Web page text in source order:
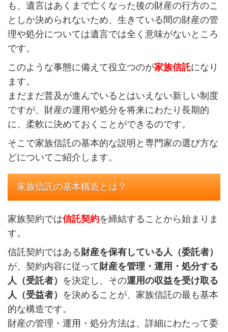
も、遺言はあくまで亡くなった後の財産の行方のこ
としか決められないため、生きている間の財産の管
理や処分については遺言では全く意味がないところ
です。
このような事態に備えて役立つのが家族信託になり
ます。
まだまだ普及が進んでいるとはいえない新しい制度
ですが、財産の運用や処分を将来にわたり長期的
に、柔軟に決めておくことができるのです。
そこで家族信託の基本的な説明と専門家の選び方な
どについてご紹介します。
家族信託の基本構造とは？
家族契約では信託契約を締結することから始まりま
す。
信託契約ではある財産を保有している人（委託者）
が、契約内容に従って財産を管理・運用・処分する
人（受託者）
を決定し、その運用の収益を受け取る
人（受益者）
を決めることが、家族信託の最も基本
的な構造です。
財産の管理・運用・処分方法は、詳細にわたって委